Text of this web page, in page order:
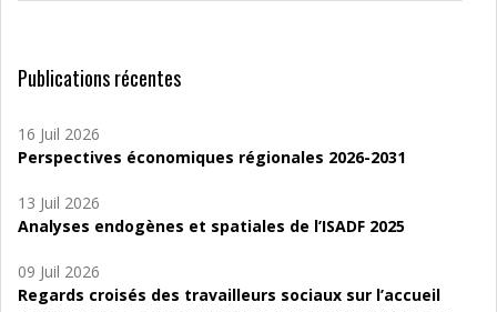
Publications récentes
16 Juil 2026
Perspectives économiques régionales 2026-2031
13 Juil 2026
Analyses endogènes et spatiales de l’ISADF 2025
09 Juil 2026
Regards croisés des travailleurs sociaux sur l’accueil